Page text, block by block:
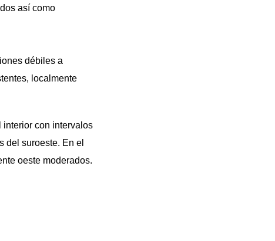
así como
débiles a
localmente
interior con intervalos
del suroeste. En el
oeste moderados.